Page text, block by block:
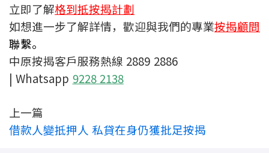
私隱政策
本網頁所提供資料僅作參考用途。
若因錯漏而引致任何不便或損失，中原按揭概不負責。
2889 2886 / cmb@mail.centanet.com
中原地產 | 網上搵樓 |
中原工商舖
立即了解格到抵按揭計劃
如想進一步了解詳情，歡迎與我們的專業按揭顧問
聯繫。
中原按揭客戶服務熱線 2889 2886
| Whatsapp 9228 2138
上一篇
借款人變抵押人 私貸在身仍獲批足按揭